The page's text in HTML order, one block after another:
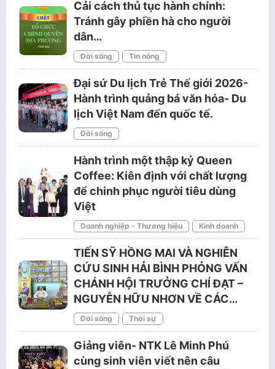
Cải cách thủ tục hành chính:
Tránh gây phiền hà cho người
dân…
Đời sống Tin nóng
Đại sứ Du lịch Trẻ Thế giới 2026-
Hành trình quảng bá văn hóa- Du
lịch Việt Nam đến quốc tế.
Đời sống
Hành trình một thập kỷ Queen
Coffee: Kiên định với chất lượng
để chinh phục người tiêu dùng
Việt
Doanh nghiệp - Thương hiệu Kinh doanh
TIẾN SỸ HỒNG MAI VÀ NGHIÊN
CỨU SINH HẢI BÌNH PHỎNG VẤN
CHÁNH HỘI TRƯỞNG CHÍ ĐẠT –
NGUYỄN HỮU NHƠN VỀ CÁC…
Đời sống Thời sự
Giảng viên- NTK Lê Minh Phú
cùng sinh viên viết nên câu